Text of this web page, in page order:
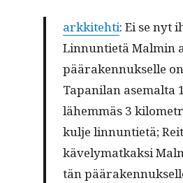
arkkite­hti: Ei se nyt
Lin­nun­ti­etä Malmin
pääraken­nuk­selle
Tapani­lan ase­mal­ta
lähem­mäs 3
kul­je lin­nun­ti­etä;
käve­ly­matkak­si
tän